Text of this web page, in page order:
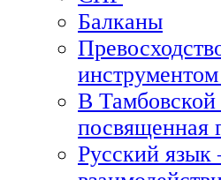
Балканы
В Тамбовской
посвященная
Русский